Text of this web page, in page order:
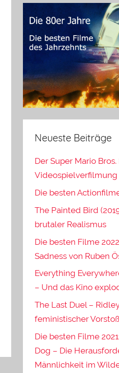
Neueste Beiträge
Der Super Mario
Videospielverfilmung
Die besten
The Painted Bird
brutaler Realismus
Die besten Filme
Sadness von Ruben
Everything
– Und das Kino
The Last Duel –
feministischer
Die besten Filme
Dog – Die
Männlichkeit im